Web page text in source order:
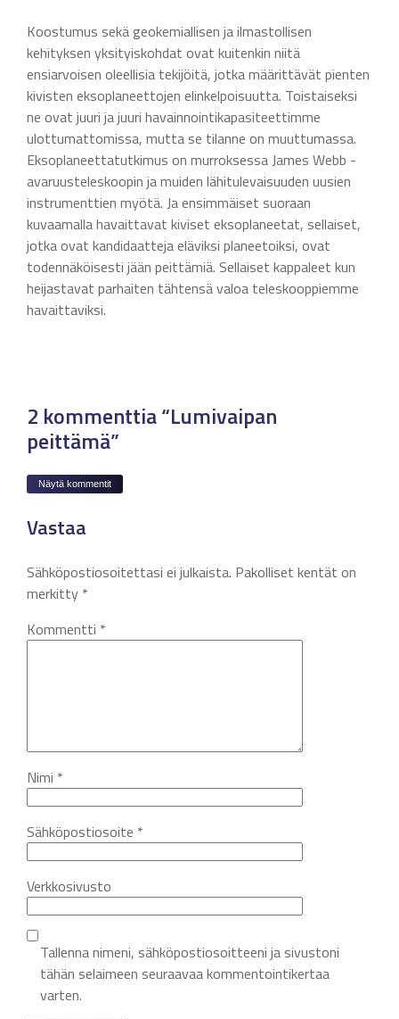
Koostumus sekä geokemiallisen ja ilmastollisen
kehityksen yksityiskohdat ovat kuitenkin niitä
ensiarvoisen oleellisia tekijöitä, jotka määrittävät pienten
kivisten eksoplaneettojen elinkelpoisuutta. Toistaiseksi
ne ovat juuri ja juuri havainnointikapasiteettimme
ulottumattomissa, mutta se tilanne on muuttumassa.
Eksoplaneettatutkimus on murroksessa James Webb -
avaruusteleskoopin ja muiden lähitulevaisuuden uusien
instrumenttien myötä. Ja ensimmäiset suoraan
kuvaamalla havaittavat kiviset eksoplaneetat, sellaiset,
jotka ovat kandidaatteja eläviksi planeetoiksi, ovat
todennäköisesti jään peittämiä. Sellaiset kappaleet kun
heijastavat parhaiten tähtensä valoa teleskooppiemme
havaittaviksi.
2 kommenttia “Lumivaipan
peittämä”
Näytä kommentit
Vastaa
Sähköpostiosoitettasi ei julkaista. Pakolliset kentät on
merkitty *
Kommentti *
Nimi *
Sähköpostiosoite *
Verkkosivusto
Tallenna nimeni, sähköpostiosoitteeni ja sivustoni
tähän selaimeen seuraavaa kommentointikertaa
varten.